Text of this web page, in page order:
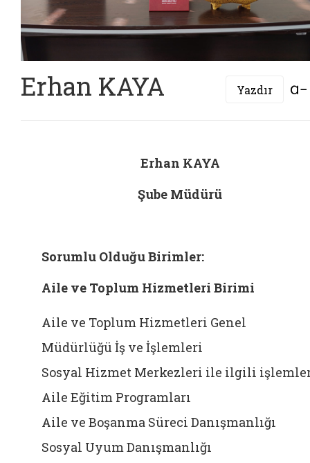
Erhan KAYA Yazdır
Erhan KAYA
Şube Müdürü
Sorumlu Olduğu Birimler:
Aile ve Toplum Hizmetleri Birimi
Aile ve Toplum Hizmetleri Genel
Müdürlüğü İş ve İşlemleri
Sosyal Hizmet Merkezleri ile ilgili
Aile Eğitim Programları
Aile ve Boşanma Süreci Danışmanlığı
Sosyal Uyum Danışmanlığı